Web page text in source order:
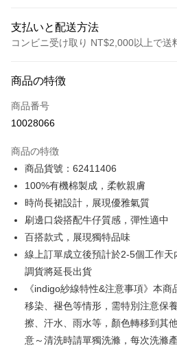
支払いと配送方法
コンビニ受け取り NT$2,000以上で送
クレジットカード1回払い
クレジットカード分割払い
合作金庫商業銀行
華南商業銀行
上海商業儲蓄銀行
国泰世華商業銀行
台湾中小企業銀行
聯邦商業銀行
元大商業銀行
永
玉山商業銀行
台新國際商業銀行
中
台湾楽天クレジットカード会社
6回払い、金利0、毎回
合作金庫商業銀行
華南商業銀行
上海商業儲蓄銀行
国泰世華商業銀行
兆
台湾中小企業銀行
HSBC(台湾)商業銀行
華
元大商業銀行
玉山商業銀行
星
台新國際商業銀行
中
台湾楽天クレジットカード会社
12回払い、金利0、毎回
合作金庫商業銀行
上海商業儲蓄銀行
国泰世華商業銀行
台湾中小企業銀行
台
HSBC(台湾)商業銀行
聯邦商業銀行
遠
玉山商業銀行
星
台新國際商業銀行
中
台湾楽天クレジットカード会社
コンビニ店頭代金引換
LINE Pay
Apple Pay
JKOPAY
Easy Wallet
Google Pay
商品の特徴
商品番号
10028066
商品の特徴
商品貨號：62411406
100%有機棉製成，柔軟親膚
時尚長裙設計，展現優雅氣質
刷邊口袋搭配牛仔質感，彈性適中
百搭款式，展現獨特品味
線上訂單成立後預計於2-5個工作
調貨將延長出貨
《indigo紗線特性&注意事項》本
移染、褪色等情形，需特別注意保
擦、汗水、雨水等，顏色轉移到其
意～清洗時請單獨洗滌，每次洗滌